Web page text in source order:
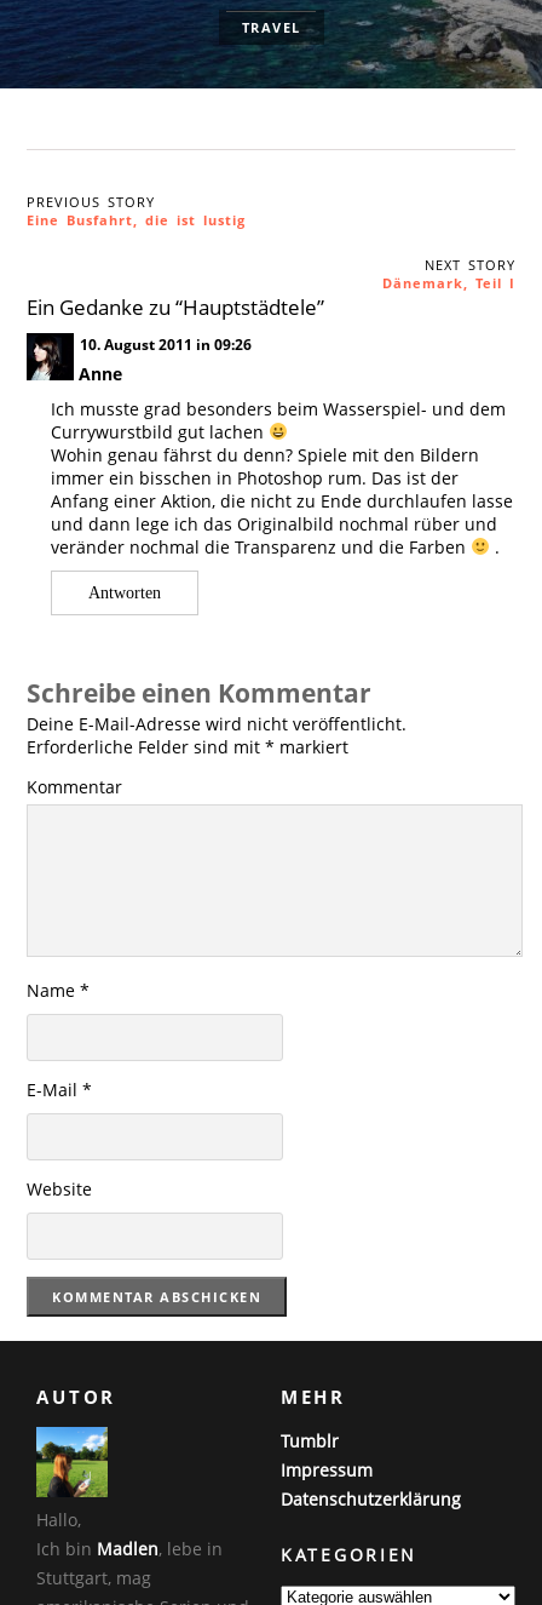
TRAVEL
PREVIOUS STORY
Eine Busfahrt, die ist lustig
NEXT STORY
Dänemark, Teil I
Ein Gedanke zu “Hauptstädtele”
Anne
10. August 2011 in 09:26
Ich musste grad besonders beim Wasserspiel- und dem
Currywurstbild gut lachen
Wohin genau fährst du denn? Spiele mit den Bildern
immer ein bisschen in Photoshop rum. Das ist der
Anfang einer Aktion, die nicht zu Ende durchlaufen lasse
und dann lege ich das Originalbild nochmal rüber und
veränder nochmal die Transparenz und die Farben
.
Antworten
Schreibe einen Kommentar
Deine E-Mail-Adresse wird nicht veröffentlicht.
Erforderliche Felder sind mit* markiert
Kommentar
Name*
E-Mail*
Website
AUTOR
Hallo,
Ich bin Madlen, lebe in
Stuttgart, mag
MEHR
Tumblr
Impressum
Datenschutzerklärung
KATEGORIEN
K